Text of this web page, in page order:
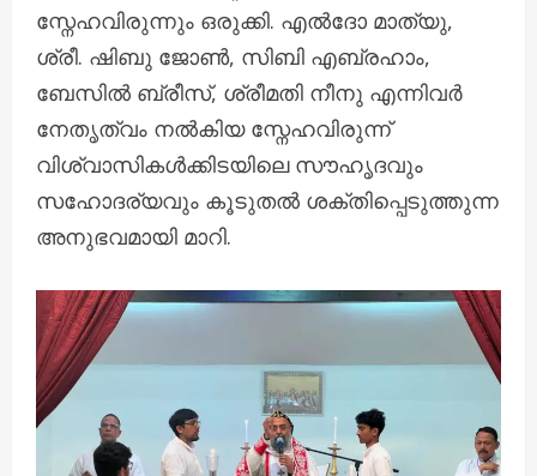
സ്നേഹവിരുന്നും ഒരുക്കി. എൽദോ മാത്യു,
ശ്രീ. ഷിബു ജോൺ, സിബി എബ്രഹാം,
ബേസിൽ ബ്രീസ്, ശ്രീമതി നീനു എന്നിവർ
നേതൃത്വം നൽകിയ സ്നേഹവിരുന്ന്
വിശ്വാസികൾക്കിടയിലെ സൗഹൃദവും
സഹോദര്യവും കൂടുതൽ ശക്തിപ്പെടുത്തുന്ന
അനുഭവമായി മാറി.